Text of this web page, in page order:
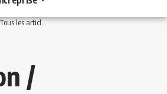
Tous les articles >Affaires / Finances>Droit boursier
/